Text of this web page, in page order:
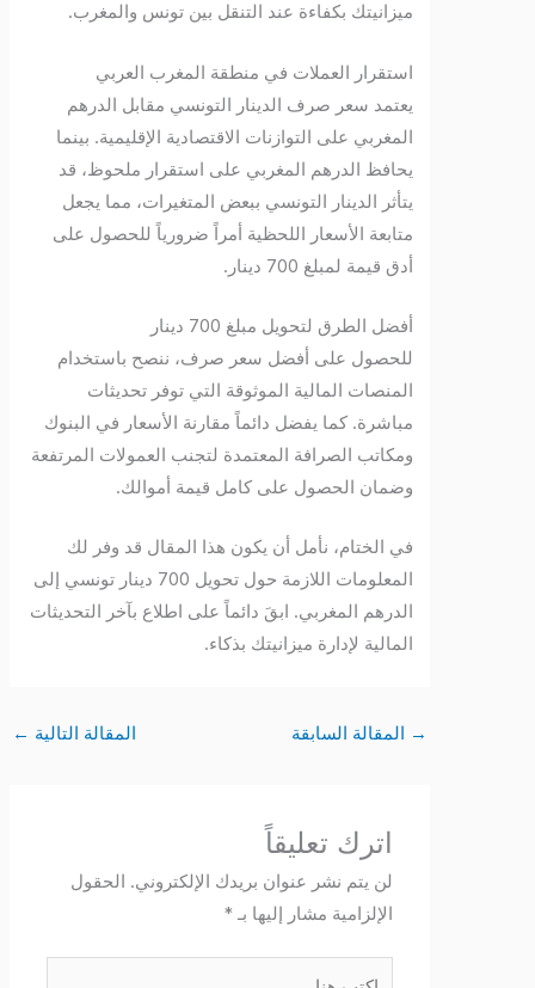
ميزانيتك بكفاءة عند التنقل بين تونس والمغرب.
استقرار العملات في منطقة المغرب العربي
يعتمد سعر صرف الدينار التونسي مقابل الدرهم
المغربي على التوازنات الاقتصادية الإقليمية. بينما
يحافظ الدرهم المغربي على استقرار ملحوظ، قد
يتأثر الدينار التونسي ببعض المتغيرات، مما يجعل
متابعة الأسعار اللحظية أمراً ضرورياً للحصول على
أدق قيمة لمبلغ 700 دينار.
أفضل الطرق لتحويل مبلغ 700 دينار
للحصول على أفضل سعر صرف، ننصح باستخدام
المنصات المالية الموثوقة التي توفر تحديثات
مباشرة. كما يفضل دائماً مقارنة الأسعار في البنوك
ومكاتب الصرافة المعتمدة لتجنب العمولات المرتفعة
وضمان الحصول على كامل قيمة أموالك.
في الختام، نأمل أن يكون هذا المقال قد وفر لك
المعلومات اللازمة حول تحويل 700 دينار تونسي إلى
الدرهم المغربي. ابقَ دائماً على اطلاع بآخر التحديثات
المالية لإدارة ميزانيتك بذكاء.
المقالة السابقة المقالة التالية←
اترك تعليقاً
لن يتم نشر عنوان بريدك الإلكتروني. الحقول
الإلزامية مشار إليها بـ*